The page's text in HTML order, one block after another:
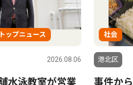
トップニュース
2026.08.06
水泳教室が営業
社会
港北区
事件か